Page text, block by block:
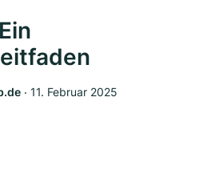
‧ 11. Februar 2025